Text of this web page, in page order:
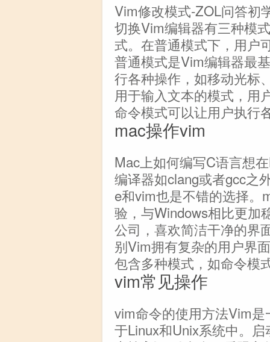
Vim修改模式-ZOL问答初
切换Vim编辑器有三种模
式。在普通模式下，用户
普通模式是Vim编辑器最
行各种操作，如移动光标
用于输入文本的模式，用
命令模式可以让用户执行
mac操作vim
Mac上如何编写C语言想
编译器如clang或者gcc之
e和vim也是不错的选择。
验，与Windows相比更加
公司，喜欢简洁干净的界
别Vim拥有复杂的用户界
包含多种模式，如命令模
vim常见操作
vim命令的使用方法Vim
于Linux和Unix系统中。